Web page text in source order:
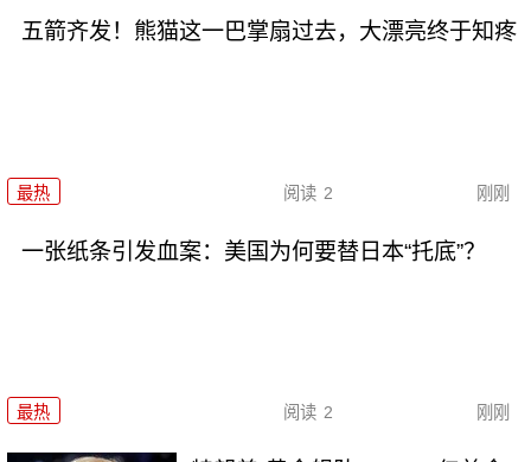
五箭齐发！熊猫这一巴掌扇过去，大漂亮终于知疼
最热 阅读 2 刚刚
一张纸条引发血案：美国为何要替日本“托底”？
最热 阅读 2 刚刚